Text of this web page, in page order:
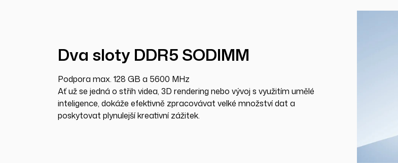
Dva sloty DDR5 SODIMM
Podpora max. 128 GB a 5600 MHz
Ať už se jedná o střih videa, 3D rendering nebo vývoj s využitím umělé
inteligence, dokáže efektivně zpracovávat velké množství dat a
poskytovat plynulejší kreativní zážitek.